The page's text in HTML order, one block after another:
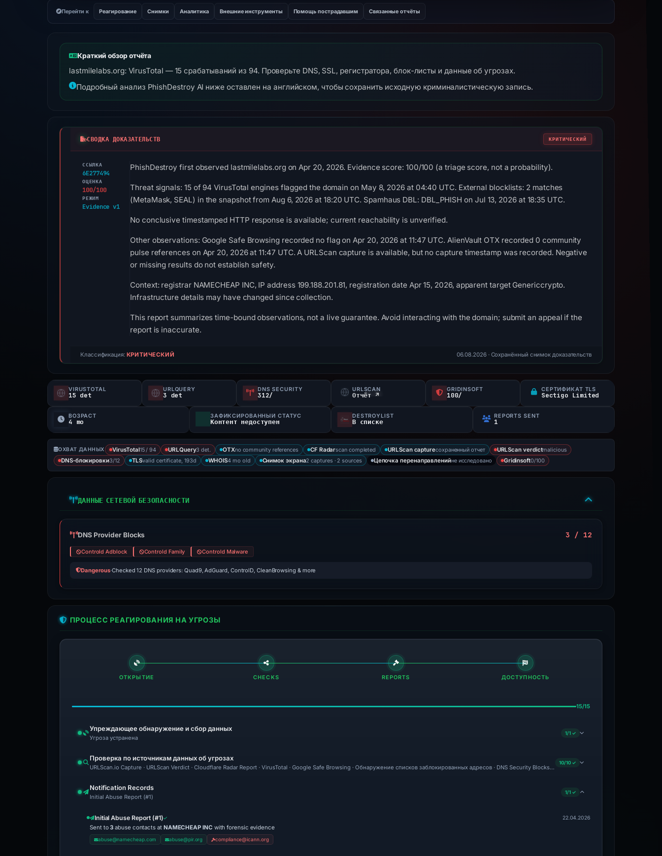
Перейти к Реагирование Снимки Аналитика Внешние инструменты Помощь пострадавшим Связанные отчёты
Краткий обзор отчёта
lastmilelabs.org: VirusTotal — 15 срабатываний из 94. Проверьте DNS, SSL, регистратора, блок-листы и данные об угрозах.
Подробный анализ PhishDestroy AI ниже оставлен на английском, чтобы сохранить исходную криминалистическую запись.
СВОДКА ДОКАЗАТЕЛЬСТВ КРИТИЧЕСКИЙ
ССЫЛКА
6E277494
ОЦЕНКА
100/100
РЕЖИМ
Evidence v1
PhishDestroy first observed lastmilelabs.org on Apr 20, 2026. Evidence score: 100/100 (a triage score, not a probability).
Threat signals: 15 of 94 VirusTotal engines flagged the domain on May 8, 2026 at 04:40 UTC. External blocklists: 2 matches
(MetaMask, SEAL) in the snapshot from Aug 6, 2026 at 18:20 UTC. Spamhaus DBL: DBL_PHISH on Jul 13, 2026 at 18:35 UTC.
No conclusive timestamped HTTP response is available; current reachability is unverified.
Other observations: Google Safe Browsing recorded no flag on Apr 20, 2026 at 11:47 UTC. AlienVault OTX recorded 0 community
pulse references on Apr 20, 2026 at 11:47 UTC. A URLScan capture is available, but no capture timestamp was recorded. Negative
or missing results do not establish safety.
Context: registrar NAMECHEAP INC, IP address 199.188.201.81, registration date Apr 15, 2026, apparent target Genericcrypto.
Infrastructure details may have changed since collection.
This report summarizes time-bound observations, not a live guarantee. Avoid interacting with the domain; submit an appeal if the
report is inaccurate.
Классификация: КРИТИЧЕСКИЙ 06.08.2026· Сохранённый снимок доказательств
VIRUSTOTAL
15 det
URLQUERY
3 det
DNS SECURITY
312/
URLSCAN
Отчёт ↗
GRIDINSOFT
100/
СЕРТИФИКАТ TLS
Sectigo Limited
ВОЗРАСТ
4 mo
ЗАФИКСИРОВАННЫЙ СТАТУС
Контент недоступен
DESTROYLIST
В списке
REPORTS SENT
1
ОХВАТ ДАННЫХ VirusTotal15 / 94 URLQuery3 det. OTXno community references CF Radarscan completed URLScan captureсохраненный отчет URLScan verdictmalicious
DNS-блокировки3/12 TLSvalid certificate, 193d WHOIS4 mo old Снимок экрана2 captures · 2 sources Цепочка перенаправленийне исследовано Gridinsoft0/100
ДАННЫЕ СЕТЕВОЙ БЕЗОПАСНОСТИ
DNS Provider Blocks 3 / 12
Controld Adblock Controld Family Controld Malware
Dangerous·Checked 12 DNS providers: Quad9, AdGuard, ControlD, CleanBrowsing & more
ПРОЦЕСС РЕАГИРОВАНИЯ НА УГРОЗЫ
ОТКРЫТИЕ CHECKS REPORTS ДОСТУПНОСТЬ
15/15
Упреждающее обнаружение и сбор данных
Угроза устранена
1/1 ✓
Проверка по источникам данных об угрозах
URLScan.io Capture · URLScan Verdict · Cloudflare Radar Report · VirusTotal · Google Safe Browsing · Обнаружение списков заблокированных адресов · DNS Security Blocks · Brand Impersonation · Forensic
10/10 ✓
Notification Records
Initial Abuse Report (#1)
1/1 ✓
Initial Abuse Report (#1)
Sent to3 abuse contacts at NAMECHEAP INC with forensic evidence
abuse@namecheap.com abuse@pir.org compliance@icann.org
22.04.2026